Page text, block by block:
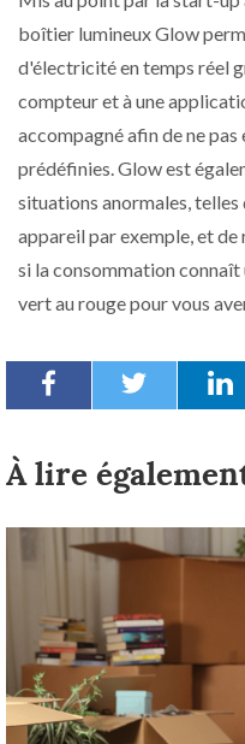
boîtier lumineux Glow
d'électricité en temps réel
compteur et à une
accompagné afin de ne
prédéfinies. Glow est
situations anormales,
appareil par exemple, et de
si la consommation
vert au rouge pour vous
À lire